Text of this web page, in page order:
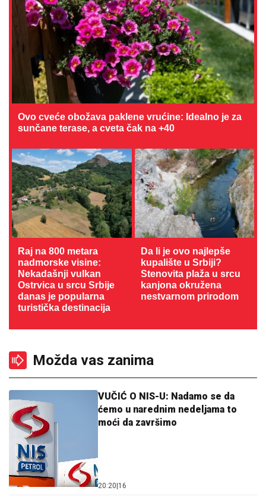
Ovo cveće obožava paklene vrućine: Idealno je za
sunčane terase, a cveta čak na +40
Raj na 800 metara
nadmorske visine:
Nekadašnji vulkan
Ostrvica u srcu Srbije
danas je popularna
turistička destinacija
Da li je ovo najlepše
kupalište u Srbiji?
Stenovita plaža u srcu
kanjona okružena
nestvarnom prirodom
Možda vas zanima
VUČIĆ O NIS-U: Nadamo se da
ćemo u narednim nedeljama to
moći da završimo
20:20 16